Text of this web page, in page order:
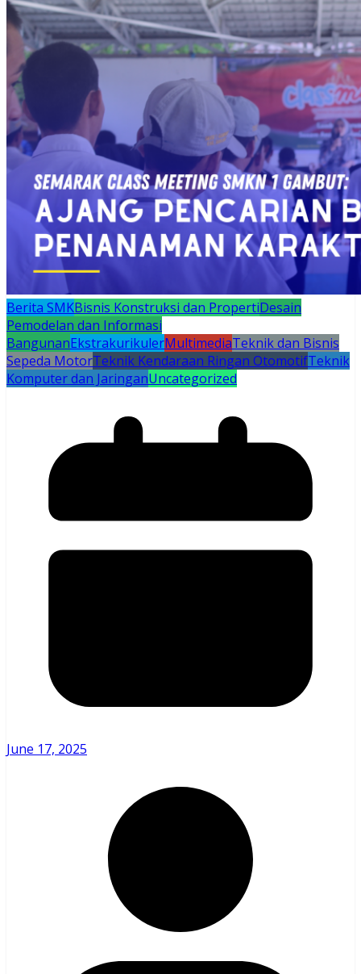
Berita SMKBisnis Konstruksi dan PropertiDesain
Pemodelan dan Informasi
BangunanEkstrakurikulerMultimediaTeknik dan Bisnis
Sepeda MotorTeknik Kendaraan Ringan OtomotifTeknik
Komputer dan JaringanUncategorized
June 17, 2025